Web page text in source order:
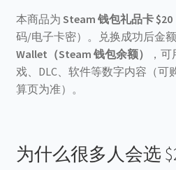
数
量
本商品为 Steam 钱包礼品卡 $20
码/电子卡密）。兑换成功后金
Wallet（Steam 钱包余额）
，
戏、DLC、软件等数字内容（可
算页为准）。
为什么很多人会选